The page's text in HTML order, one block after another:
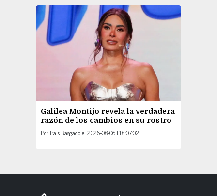
Galilea Montijo revela la verdadera
razón de los cambios en su rostro
Por Irais Rasgadoel 2026-08-06T18:07:02